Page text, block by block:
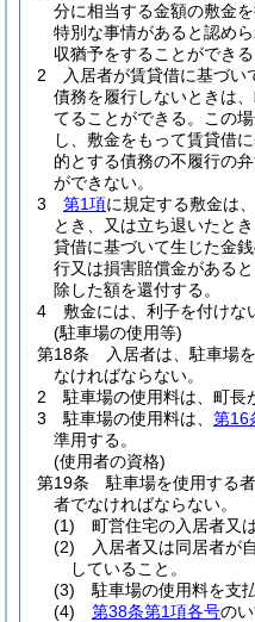
分に相当する金額の敷金
特別な事情があると認め
収猶予をすることができる
2
入居者が賃貸借に基づ
債務を履行しないときは
てることができる。
この
し、敷金をもって賃貸借
的とする債務の不履行の
ができない。
3
第1項に規定する敷金は
とき、又は立ち退いたと
貸借に基づいて生じた金
行又は損害賠償金がある
除した額を還付する。
4
敷金には、利子を付けな
(駐車場の使用等)
第18条
入居者は、駐車場
なければならない。
2
駐車場の使用料は、町長
3
駐車場の使用料は、 第16
準用する。
(使用者の資格)
第19条
駐車場を使用する
者でなければならない。
(1)
町営住宅の入居者又
(2)
入居者又は同居者が
していること。
(3)
駐車場の使用料を支
(4)
第38条第1項各号の